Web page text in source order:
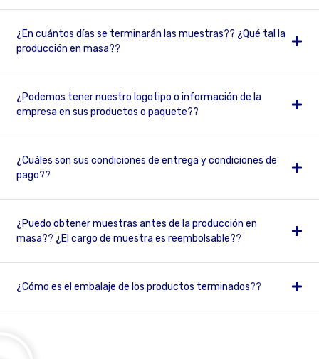
¿En cuántos días se terminarán las muestras?? ¿Qué tal la
producción en masa??
¿Podemos tener nuestro logotipo o información de la
empresa en sus productos o paquete??
¿Cuáles son sus condiciones de entrega y condiciones de
pago??
¿Puedo obtener muestras antes de la producción en
masa?? ¿El cargo de muestra es reembolsable??
¿Cómo es el embalaje de los productos terminados??